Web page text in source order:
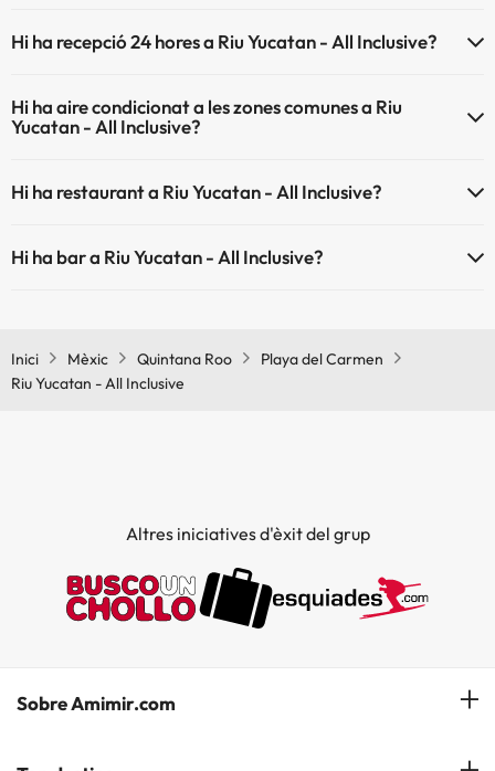
Piscina a l'aire lliure (tota la temporada)
(algunes poden ser de pagament).
Hi ha recepció 24 hores a Riu Yucatan - All Inclusive?
Hi ha aire condicionat a les zones comunes a Riu
Yucatan - All Inclusive?
Hi ha restaurant a Riu Yucatan - All Inclusive?
Hi ha bar a Riu Yucatan - All Inclusive?
Inici Mèxic Quintana Roo
Playa del Carmen
Riu Yucatan - All Inclusive
Altres iniciatives d'èxit del grup
Sobre Amimir.com
¿Qui som?